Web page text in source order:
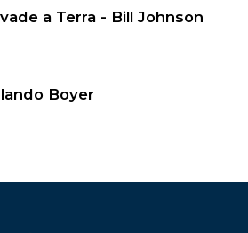
a Terra - Bill Johnson
Boyer